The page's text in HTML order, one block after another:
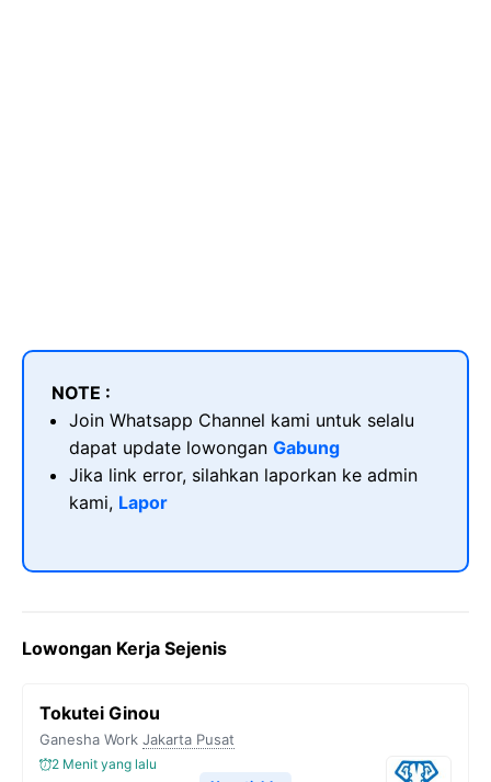
NOTE :
Join Whatsapp Channel kami untuk selalu
dapat update lowongan Gabung
Jika link error, silahkan laporkan ke admin
kami, Lapor
Lowongan Kerja Sejenis
Tokutei Ginou
Ganesha Work Jakarta Pusat
2 Menit yang lalu